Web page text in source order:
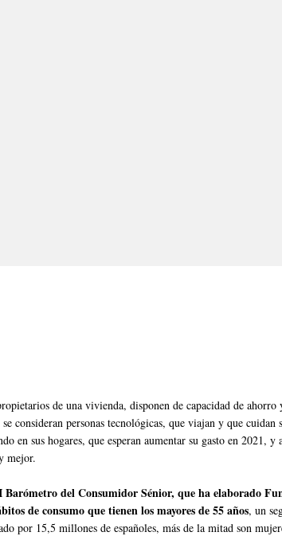
de una vivienda, disponen de capacidad de ahorro
consideran personas tecnológicas, que viajan y que cuidan
en sus hogares, que esperan aumentar su gasto en 2021,
mejor.
Barómetro del Consumidor Sénior, que ha elaborado
de consumo que tienen los mayores de 55 años, un
por 15,5 millones de españoles, más de la mitad son